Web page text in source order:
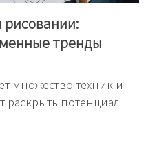
тренды
множество техник и
раскрыть потенциал